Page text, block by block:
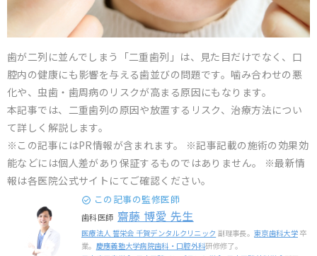
歯が二列に並んでしまう「二重歯列」は、見た目だけでなく、口
腔内の健康にも影響を与える歯並びの問題です。噛み合わせの悪
化や、虫歯・歯周病のリスクが高まる原因にもなります。
本記事では、二重歯列の原因や放置するリスク、治療方法につい
て詳しく解説します。
※この記事にはPR情報が含まれます。 ※記事記載の施術の効果効
能などには個人差があり保証するものではありません。 ※最新情
報は各医院公式サイトにてご確認ください。
この記事の監修医師
歯科医師 齋藤 博愛 先生
医療法人 誓栄会 千賀デンタルクリニック 副理事長。東京歯科大学 卒
業。 慶應義塾大学病院歯科・口腔外科研修修了。